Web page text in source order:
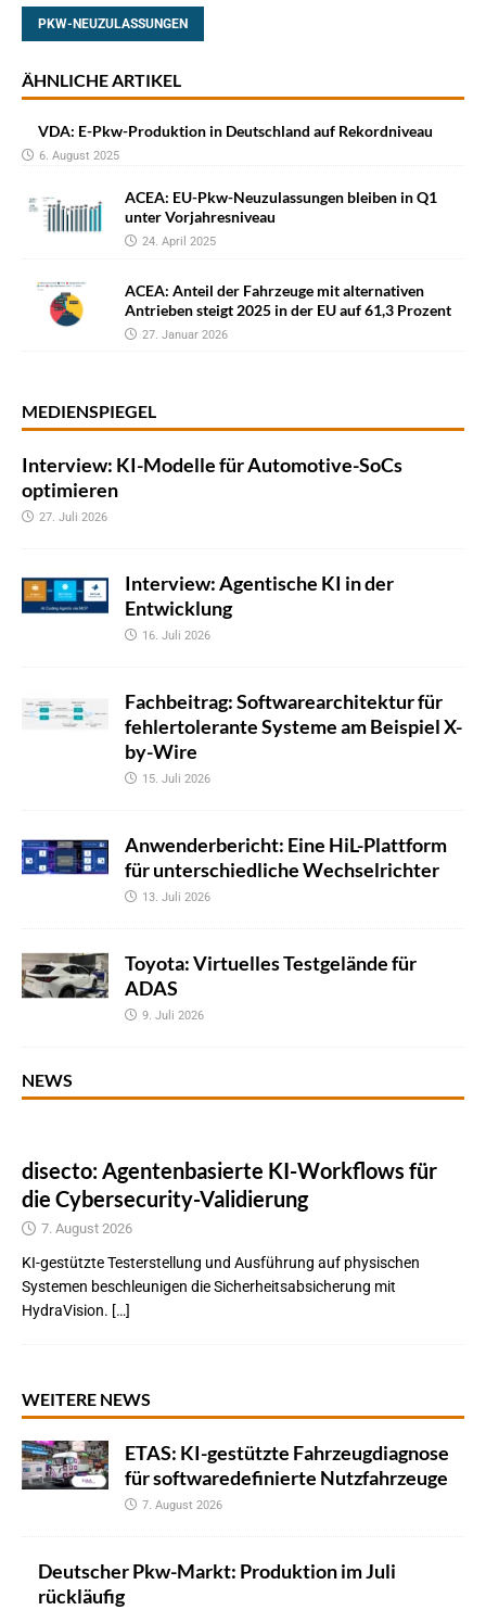
PKW-NEUZULASSUNGEN
ÄHNLICHE ARTIKEL
VDA: E-Pkw-Produktion in Deutschland auf Rekordniveau
6. August 2025
ACEA: EU-Pkw-Neuzulassungen bleiben in Q1
unter Vorjahresniveau
24. April 2025
ACEA: Anteil der Fahrzeuge mit alternativen
Antrieben steigt 2025 in der EU auf 61,3 Prozent
27. Januar 2026
MEDIENSPIEGEL
Interview: KI-Modelle für Automotive-SoCs
optimieren
27. Juli 2026
Interview: Agentische KI in der
Entwicklung
16. Juli 2026
Fachbeitrag: Softwarearchitektur für
fehlertolerante Systeme am Beispiel X-
by-Wire
15. Juli 2026
Anwenderbericht: Eine HiL-Plattform
für unterschiedliche Wechselrichter
13. Juli 2026
Toyota: Virtuelles Testgelände für
ADAS
9. Juli 2026
NEWS
disecto: Agentenbasierte KI-Workflows für
die Cybersecurity-Validierung
7. August 2026
KI-gestützte Testerstellung und Ausführung auf physischen
Systemen beschleunigen die Sicherheitsabsicherung mit
HydraVision. […]
WEITERE NEWS
ETAS: KI-gestützte Fahrzeugdiagnose
für softwaredefinierte Nutzfahrzeuge
7. August 2026
Deutscher Pkw-Markt: Produktion im Juli
rückläufig